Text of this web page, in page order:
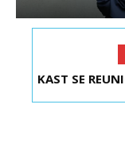
KAST SE